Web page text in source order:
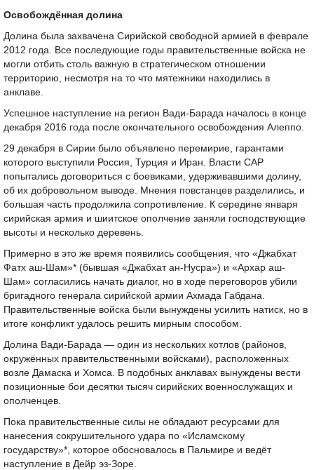
Освобождённая долина
Долина была захвачена Сирийской свободной армией в феврале
2012 года. Все последующие годы правительственные войска не
могли отбить столь важную в стратегическом отношении
территорию, несмотря на то что мятежники находились в
анклаве.
Успешное наступление на регион Вади-Барада началось в конце
декабря 2016 года после окончательного освобождения Алеппо.
29 декабря в Сирии было объявлено перемирие, гарантами
которого выступили Россия, Турция и Иран. Власти САР
попытались договориться с боевиками, удерживавшими долину,
об их добровольном выводе. Мнения повстанцев разделились, и
большая часть продолжила сопротивление. К середине января
сирийская армия и шиитское ополчение заняли господствующие
высоты и несколько деревень.
Примерно в это же время появились сообщения, что «Джабхат
Фатх аш-Шам»* (бывшая «Джабхат ан-Нусра») и «Архар аш-
Шам» согласились начать диалог, но в ходе переговоров убили
бригадного генерала сирийской армии Ахмада Габдана.
Правительственные войска были вынуждены усилить натиск, но в
итоге конфликт удалось решить мирным способом.
Долина Вади-Барада — один из нескольких котлов (районов,
окружённых правительственными войсками), расположенных
возле Дамаска и Хомса. В подобных анклавах вынуждены вести
позиционные бои десятки тысяч сирийских военнослужащих и
ополченцев.
Пока правительственные силы не обладают ресурсами для
нанесения сокрушительного удара по «Исламскому
государству»*, которое обосновалось в Пальмире и ведёт
наступление в Дейр эз-Зоре.